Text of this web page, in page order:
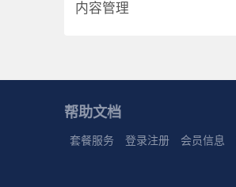
内容管理
帮助文档
套餐服务 登录注册 会员信息